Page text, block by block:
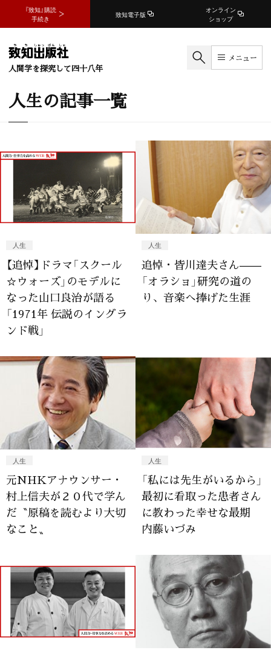
『致知』購読
手続き
致知電子版
オンライン
ショップ
人間学を探究して四十八年
メニュー
人生の記事一覧
人生
【追悼】ドラマ「スクール
☆ウォーズ」のモデルに
なった山口良治が語る
「1971年 伝説のイングラ
ンド戦」
人生
追悼・皆川達夫さん——
「オラショ」研究の道の
り、音楽へ捧げた生涯
人生
元NHKアナウンサー・
村上信夫が２０代で学ん
だ〝原稿を読むより大切
なこと〟
人生
「私には先生がいるから」
最初に看取った患者さん
に教わった幸せな最期
内藤いづみ